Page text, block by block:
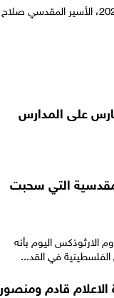
أبعدت السلطات الاسرائيلية، فجر اليوم الأحد 18 ديسمبر 2022، الأسير المقدسي صلاح
على المدارس
التي سحبت
الارثوذكس اليوم بأنه
في القد...
قادم ومنصور